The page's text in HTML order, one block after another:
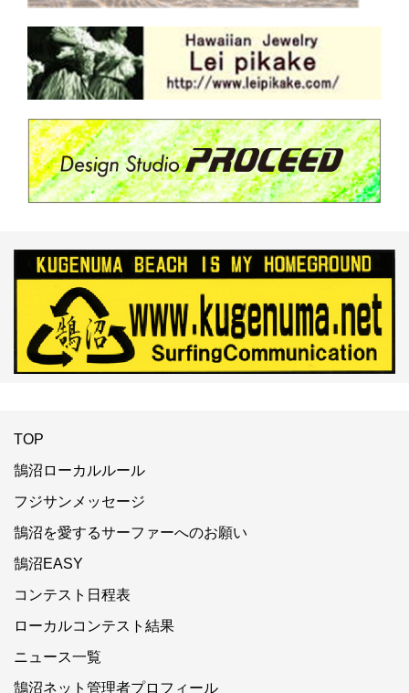
TOP
鵠沼ローカルルール
フジサンメッセージ
鵠沼を愛するサーファーへのお願い
鵠沼EASY
コンテスト日程表
ローカルコンテスト結果
ニュース一覧
鵠沼ネット管理者プロフィール